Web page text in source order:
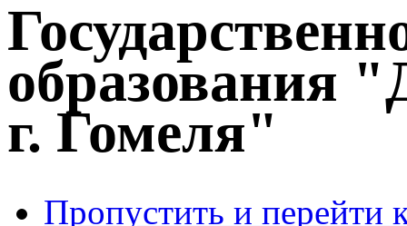
образования
г. Гомеля"
Пропустить и перейти